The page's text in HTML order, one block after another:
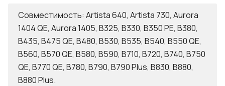
Совместимость: Artista 640, Artista 730, Aurora
1404 QE, Aurora 1405, B325, B330, B350 PE, B380,
B435, B475 QE, B480, B530, B535, B540, B550 QE,
B560, B570 QE, B580, B590, B710, B720, B740, B750
QE, B770 QE, B780, B790, B790 Plus, B830, B880,
B880 Plus.